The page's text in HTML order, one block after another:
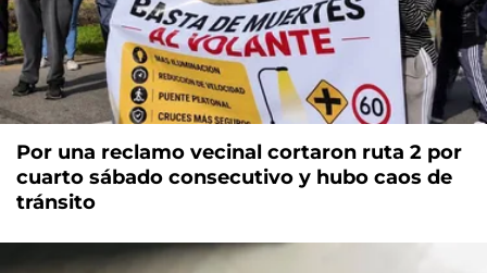
Por una reclamo vecinal cortaron ruta 2 por
cuarto sábado consecutivo y hubo caos de
tránsito